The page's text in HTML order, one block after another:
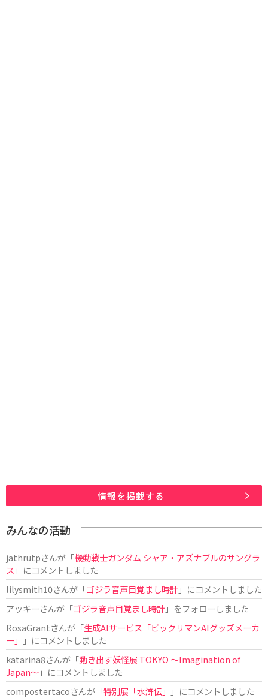
情報を掲載する
みんなの活動
jathrutpさんが「機動戦士ガンダム シャア・アズナブルのサングラ
ス 」にコメントしました
lilysmith10さんが「ゴジラ音声目覚まし時計」にコメントしました
アッキーさんが「ゴジラ音声目覚まし時計」をフォローしました
RosaGrantさんが「生成AIサービス「ビックリマンAIグッズメーカ
ー」
」にコメントしました
katarina8さんが「動き出す妖怪展 TOKYO 〜Imagination of
Japan〜」にコメントしました
compostertacoさんが「特別展「水滸伝」
」にコメントしました